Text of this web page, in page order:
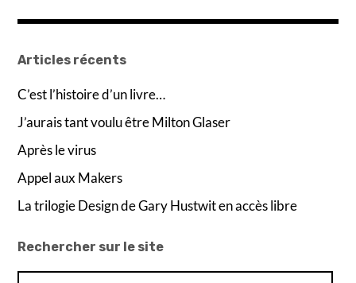
Articles récents
C’est l’histoire d’un livre…
J’aurais tant voulu être Milton Glaser
Après le virus
Appel aux Makers
La trilogie Design de Gary Hustwit en accès libre
Rechercher sur le site